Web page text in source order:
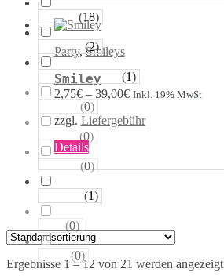
Die
Optionen
können
auf
der
Produktseite
gewählt
werden
Party,Smileys
Smiley
2,75€– 39,00€ Inkl. 19% MwSt
zzgl. Liefergebühr
DetailsDieses
Produkt
weist
mehrere
Varianten
Die
Optionen
können
Ergebnisse 1 – 12 von 21 werden angezeigt
Runde (18)
Tropfen (2)
Riesen−Kugeln (1)
(0)
(0)
(0)
(1)
(0)
(0)